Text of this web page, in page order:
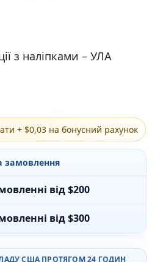
з наліпками – УЛА
+ $0,03 на бонусний рахунок
замовлення
від $200
від $300
США ПРОТЯГОМ 24 ГОДИН